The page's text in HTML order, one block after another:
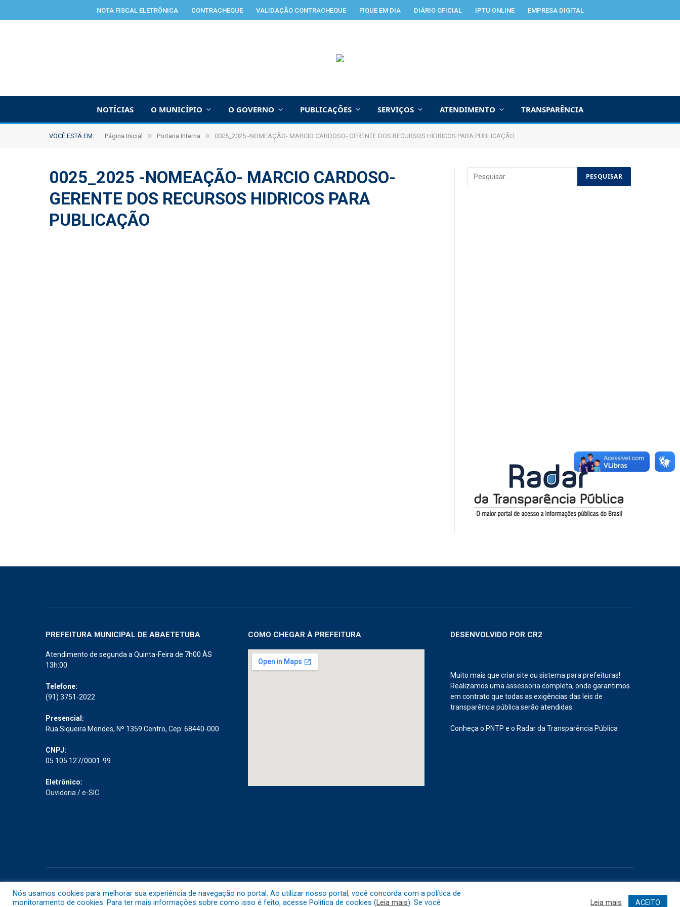
NOTA FISCAL ELETRÔNICA CONTRACHEQUE VALIDAÇÃO CONTRACHEQUE FIQUE EM DIA DIÁRIO OFICIAL IPTU ONLINE EMPRESA DIGITAL
NOTÍCIAS O MUNICÍPIO O GOVERNO PUBLICAÇÕES SERVIÇOS ATENDIMENTO TRANSPARÊNCIA
VOCÊ ESTÁ EM: Página Inicial » Portaria Interna » 0025_2025 -NOMEAÇÃO- MARCIO CARDOSO- GERENTE DOS RECURSOS HIDRICOS PARA PUBLICAÇÃO
0025_2025 -NOMEAÇÃO- MARCIO CARDOSO-
GERENTE DOS RECURSOS HIDRICOS PARA
PUBLICAÇÃO
PREFEITURA MUNICIPAL DE ABAETETUBA
Atendimento de segunda a Quinta-Feira de 7h00 ÀS
13h:00
Telefone:
(91) 3751-2022
Presencial:
Rua Siqueira Mendes, Nº 1359 Centro, Cep: 68440-000
CNPJ:
05.105.127/0001-99
Eletrônico:
Ouvidoria /e-SIC
COMO CHEGAR À PREFEITURA DESENVOLVIDO POR CR2
Muito mais que criar site ou sistema para prefeituras!
Realizamos uma assessoria completa, onde garantimos
em contrato que todas as exigências das leis de
transparência pública serão atendidas.
Conheça o PNTP e o Radar da Transparência Pública
Nós usamos cookies para melhorar sua experiência de navegação no portal. Ao utilizar nosso portal, você concorda com a política de
monitoramento de cookies. Para ter mais informações sobre como isso é feito, acesse Política de cookies (Leia mais). Se você Leia mais ACEITO